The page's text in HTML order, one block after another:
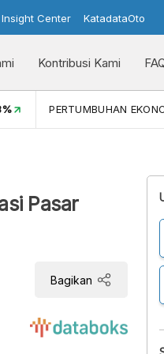
Center KatadataOto
Kontribusi Kami
PERTUMBUHAN
Pasar
Bagikan